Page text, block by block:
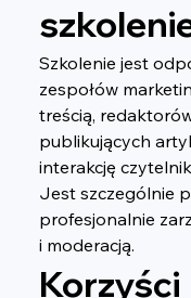
Szkolenie jest
zespołów
treścią,
publikujących
interakcję
Jest szczególnie
profesjonalnie
i moderacją.
Korzyści